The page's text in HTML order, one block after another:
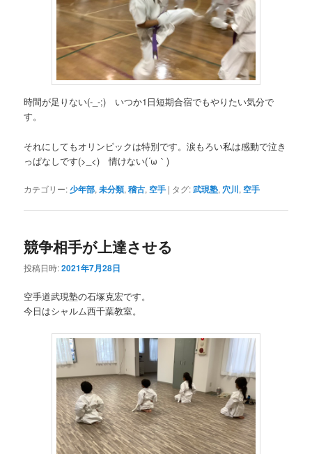
時間が足りない(-_-;) いつか1日短期合宿でもやりたい気分で
す。
それにしてもオリンピックは特別です。涙もろい私は感動で泣き
っぱなしです(>_<) 情けない(´ω｀)
カテゴリー:少年部,未分類,稽古, 空手 | タグ:武現塾, 穴川, 空手
競争相手が上達させる
投稿日時:2021年7月28日
空手道武現塾の石塚克宏です。
今日はシャルム西千葉教室。